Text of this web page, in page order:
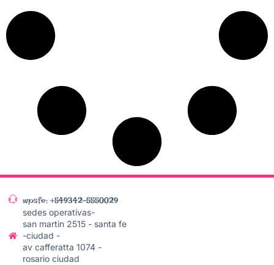
wpsfe: +549342-5550029
sedes operativas-
san martin 2515 - santa fe
-ciudad -
av cafferatta 1074 -
rosario ciudad